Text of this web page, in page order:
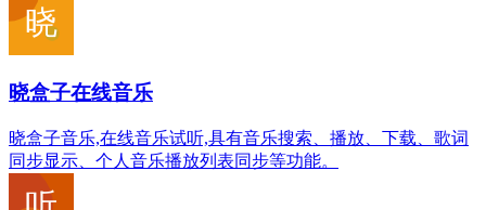
晓盒子在线音乐
晓盒子音乐,在线音乐试听,具有音乐搜索、播放、下载、歌词
同步显示、个人音乐播放列表同步等功能。